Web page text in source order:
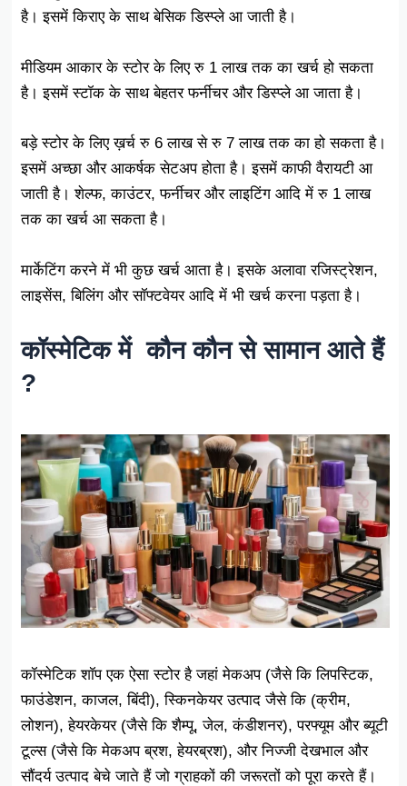
है। इसमें किराए के साथ बेसिक डिस्प्ले आ जाती है।
मीडियम आकार के स्टोर के लिए रु 1 लाख तक का खर्च हो सकता
है। इसमें स्टॉक के साथ बेहतर फर्नीचर और डिस्प्ले आ जाता है।
बड़े स्टोर के लिए ख़र्च रु 6 लाख से रु 7 लाख तक का हो सकता है।
इसमें अच्छा और आकर्षक सेटअप होता है। इसमें काफी वैरायटी आ
जाती है। शेल्फ, काउंटर, फर्नीचर और लाइटिंग आदि में रु 1 लाख
तक का खर्च आ सकता है।
मार्केटिंग करने में भी कुछ खर्च आता है। इसके अलावा रजिस्ट्रेशन,
लाइसेंस, बिलिंग और सॉफ्टवेयर आदि में भी खर्च करना पड़ता है।
कॉस्मेटिक में कौन कौन से सामान आते हैं
?
कॉस्मेटिक शॉप एक ऐसा स्टोर है जहां मेकअप (जैसे कि लिपस्टिक,
फाउंडेशन, काजल, बिंदी), स्किनकेयर उत्पाद जैसे कि (क्रीम,
लोशन), हेयरकेयर (जैसे कि शैम्पू, जेल, कंडीशनर), परफ्यूम और ब्यूटी
टूल्स (जैसे कि मेकअप ब्रश, हेयरब्रश), और निज्जी देखभाल और
सौंदर्य उत्पाद बेचे जाते हैं जो ग्राहकों की जरूरतों को पूरा करते हैं।